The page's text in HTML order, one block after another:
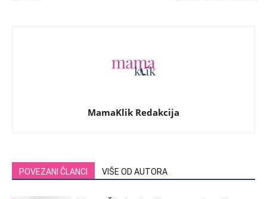
MamaKlik Redakcija
POVEZANI ČLANCI VIŠE OD AUTORA